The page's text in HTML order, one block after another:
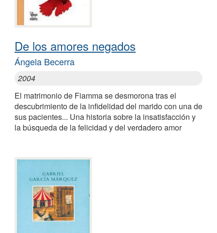
De los amores negados
Ángela Becerra
2004
El matrimonio de Fiamma se desmorona tras el
descubrimiento de la infidelidad del marido con una de
sus pacientes... Una historia sobre la insatisfacción y
la búsqueda de la felicidad y del verdadero amor